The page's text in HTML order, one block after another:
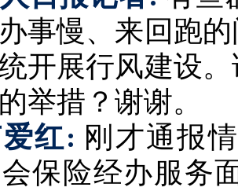
事慢、来回跑
开展行风建设
举措？谢谢。
红: 刚才通报
保险经办服务